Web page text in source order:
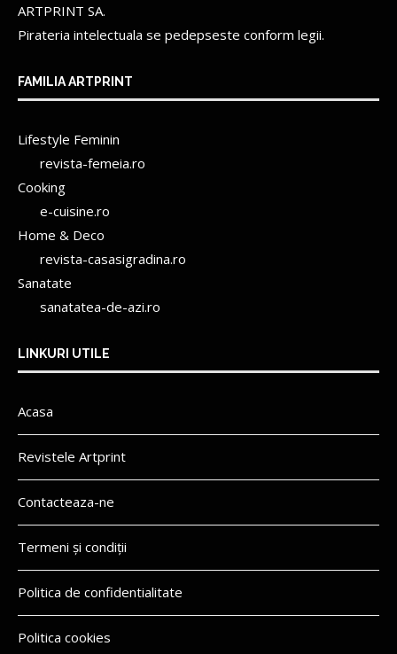
ARTPRINT SA.
Pirateria intelectuala se pedepseste conform legii.
FAMILIA ARTPRINT
Lifestyle Feminin
revista-femeia.ro
Cooking
e-cuisine.ro
Home & Deco
revista-casasigradina.ro
Sanatate
sanatatea-de-azi.ro
LINKURI UTILE
Acasa
Revistele Artprint
Contacteaza-ne
Termeni și condiții
Politica de confidentialitate
Politica cookies